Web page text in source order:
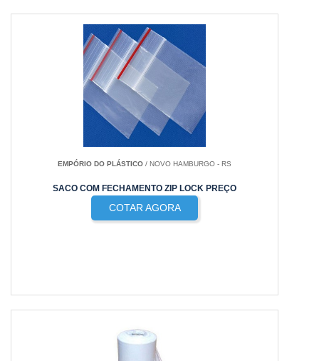
EMPÓRIO DO PLÁSTICO / NOVO HAMBURGO - RS
SACO COM FECHAMENTO ZIP LOCK PREÇO
COTAR AGORA